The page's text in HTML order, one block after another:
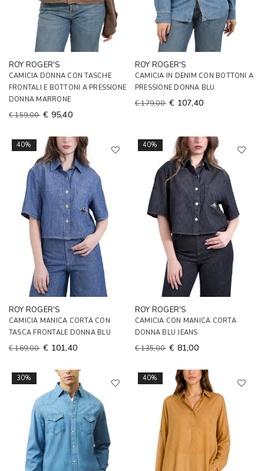
ROY ROGER'S
CAMICIA DONNA CON TASCHE
FRONTALI E BOTTONI A PRESSIONE
DONNA MARRONE
€ 159,00 € 95,40
ROY ROGER'S
CAMICIA IN DENIM CON BOTTONI A
PRESSIONE DONNA BLU
€ 179,00 € 107,40
40%
ROY ROGER'S
CAMICIA MANICA CORTA CON
TASCA FRONTALE DONNA BLU
€ 169,00 € 101,40
40%
ROY ROGER'S
CAMICIA CON MANICA CORTA
DONNA BLU JEANS
€ 135,00 € 81,00
30% 40%